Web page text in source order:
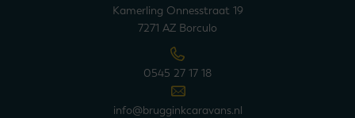
Kamerling Onnesstraat 19
7271 AZ Borculo
0545 27 17 18
info@brugginkcaravans.nl